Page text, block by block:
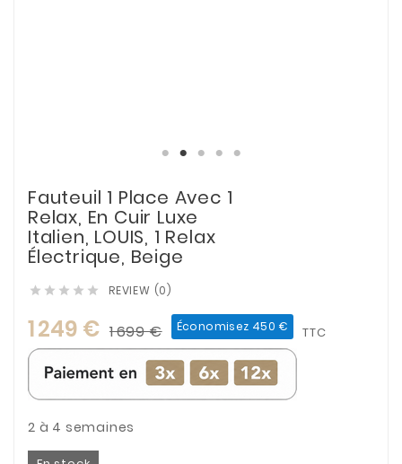
Fauteuil 1 Place Avec 1
Relax, En Cuir Luxe
Italien, LOUIS, 1 Relax
Électrique, Beige
     REVIEW (0)
1 249 € 1 699 € Économisez 450 € TTC
2 à 4 semaines